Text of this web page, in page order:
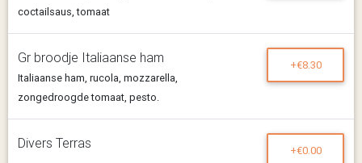
coctailsaus, tomaat
Gr broodje Italiaanse ham
Italiaanse ham, rucola, mozzarella,
zongedroogde tomaat, pesto.
+€8.30
Divers Terras +€0.00